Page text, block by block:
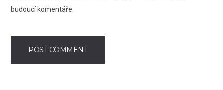
budoucí komentáře.